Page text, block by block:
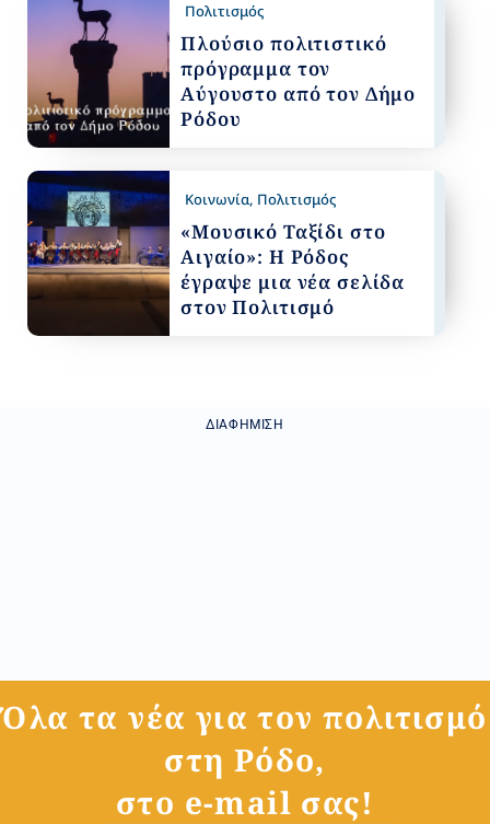
Πολιτισμός
Πλούσιο πολιτιστικό
πρόγραμμα τον
Αύγουστο από τον Δήμο
Ρόδου
Κοινωνία, Πολιτισμός
«Μουσικό Ταξίδι στο
Αιγαίο»: Η Ρόδος
έγραψε μια νέα σελίδα
στον Πολιτισμό
ΔΙΑΦΉΜΙΣΗ
Όλα τα νέα για τον πολιτισμό
στη Ρόδο,
στο e-mail σας!